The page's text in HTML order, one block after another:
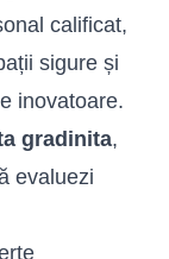
calificat,
sigure și
inovatoare.
gradinita,
evaluezi